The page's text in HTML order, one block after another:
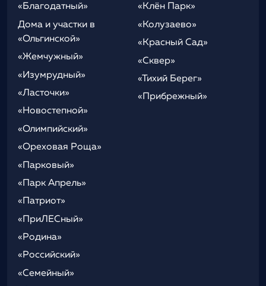
«Благодатный»
Дома и участки в
«Ольгинской»
«Жемчужный»
«Изумрудный»
«Ласточки»
«Новостепной»
«Олимпийский»
«Ореховая Роща»
«Парковый»
«Парк Апрель»
«Патриот»
«ПриЛЕСный»
«Родина»
«Российский»
«Семейный»
«Клён Парк»
«Колузаево»
«Красный Сад»
«Сквер»
«Тихий Берег»
«Прибрежный»